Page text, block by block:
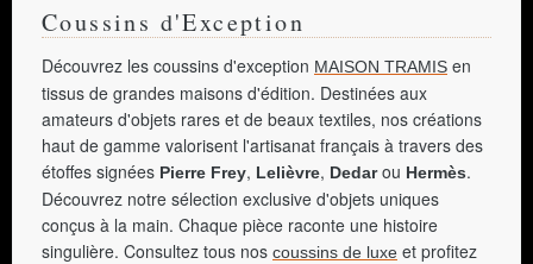
Coussins d'Exception
Découvrez les coussins d'exception MAISON TRAMIS en
tissus de grandes maisons d'édition. Destinées aux
amateurs d'objets rares et de beaux textiles, nos créations
haut de gamme valorisent l'artisanat français à travers des
étoffes signées Pierre Frey, Lelièvre, Dedarou Hermès.
Découvrez notre sélection exclusive d'objets uniques
conçus à la main. Chaque pièce raconte une histoire
singulière. Consultez tous nos coussins de luxe et profitez